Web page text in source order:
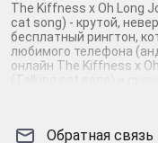
The Kiffness x Oh Long
cat song) - крутой,
бесплатный рингтон,
любимого телефона
онлайн The Kiffness x
(Talking cat song) и
пока нарезка любимой
гармоничное звучание
Обратная связь